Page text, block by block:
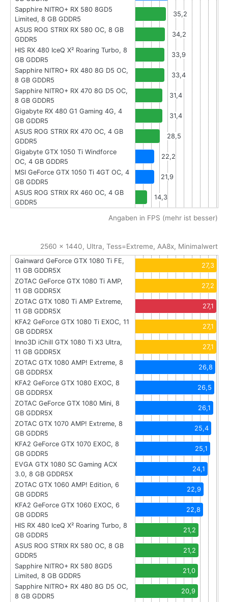
Sapphire NITRO+ RX 580 8GD5
Limited, 8 GB GDDR5
35,2
ASUS ROG STRIX RX 580 OC, 8 GB
GDDR5
34,2
HIS RX 480 IceQ X² Roaring Turbo, 8
GB GDDR5
33,9
Sapphire NITRO+ RX 480 8G D5 OC,
8 GB GDDR5
33,4
Sapphire NITRO+ RX 470 8G D5 OC,
8 GB GDDR5
31,4
Gigabyte RX 480 G1 Gaming 4G, 4
GB GDDR5
31,4
ASUS ROG STRIX RX 470 OC, 4 GB
GDDR5
28,5
Gigabyte GTX 1050 Ti Windforce
OC, 4 GB GDDR5
22,2
MSI GeForce GTX 1050 Ti 4GT OC, 4
GB GDDR5
21,9
ASUS ROG STRIX RX 460 OC, 4 GB
GDDR5
14,3
Angaben in FPS (mehr ist besser)
2560 x 1440, Ultra, Tess=Extreme, AA8x, Minimalwert
Gainward GeForce GTX 1080 Ti FE,
11 GB GDDR5X
27,3
ZOTAC GeForce GTX 1080 Ti AMP,
11 GB GDDR5X
27,2
ZOTAC GTX 1080 Ti AMP Extreme,
11 GB GDDR5X
27,1
KFA2 GeForce GTX 1080 Ti EXOC, 11
GB GDDR5X
27,1
Inno3D iChill GTX 1080 Ti X3 Ultra,
11 GB GDDR5X
27,1
ZOTAC GTX 1080 AMP! Extreme, 8
GB GDDR5X
26,8
KFA2 GeForce GTX 1080 EXOC, 8
GB GDDR5X
26,5
ZOTAC GeForce GTX 1080 Mini, 8
GB GDDR5X
26,1
ZOTAC GTX 1070 AMP! Extreme, 8
GB GDDR5
25,4
KFA2 GeForce GTX 1070 EXOC, 8
GB GDDR5
25,1
EVGA GTX 1080 SC Gaming ACX
3.0, 8 GB GDDR5X
24,1
ZOTAC GTX 1060 AMP! Edition, 6
GB GDDR5
22,9
KFA2 GeForce GTX 1060 EXOC, 6
GB GDDR5
22,8
HIS RX 480 IceQ X² Roaring Turbo, 8
GB GDDR5
21,2
ASUS ROG STRIX RX 580 OC, 8 GB
GDDR5
21,2
Sapphire NITRO+ RX 580 8GD5
Limited, 8 GB GDDR5
21,0
Sapphire NITRO+ RX 480 8G D5 OC,
8 GB GDDR5
20,9